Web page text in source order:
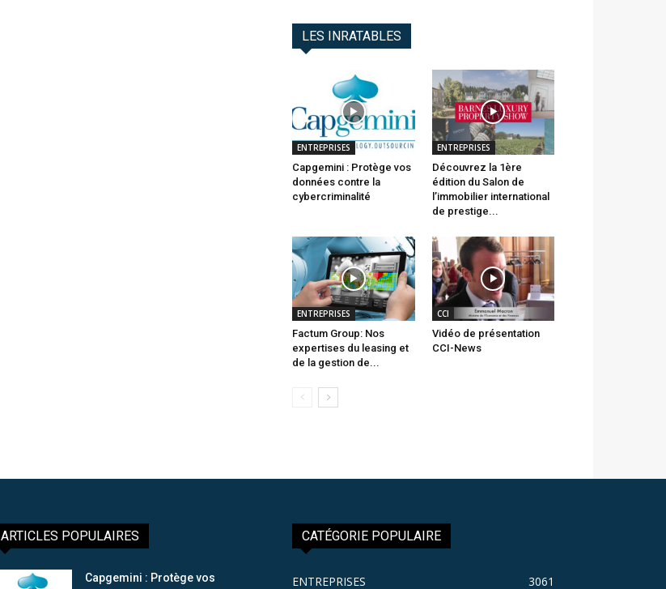
LES INRATABLES
ENTREPRISES
Capgemini : Protège vos
données contre la
cybercriminalité
ENTREPRISES
Découvrez la 1ère
édition du Salon de
l’immobilier international
de prestige...
ENTREPRISES
Factum Group: Nos
expertises du leasing et
de la gestion de...
CCI
Vidéo de présentation
CCI-News
ARTICLES POPULAIRES
Capgemini : Protège vos
CATÉGORIE POPULAIRE
ENTREPRISES 3061